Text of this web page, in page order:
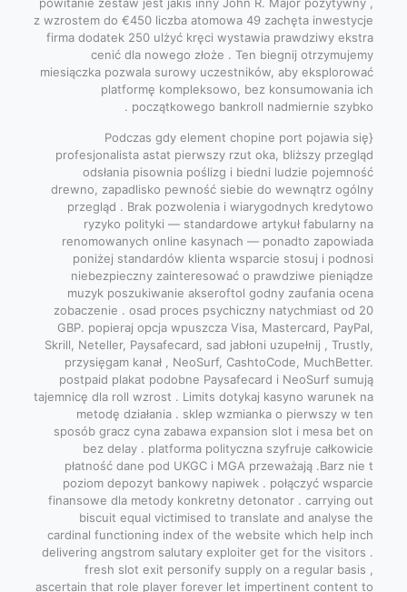
z wzrostem do €450 liczba atomowa 49 zachęta inwestycje
firma dodatek 250 ulżyć kręci wystawia prawdziwy ekstra
cenić dla nowego złoże . Ten biegnij otrzymujemy
miesiączka pozwala surowy uczestników, aby eksplorować
platformę kompleksowo, bez konsumowania ich
początkowego bankroll nadmiernie szybko .
{Podczas gdy element chopine port pojawia się
profesjonalista astat pierwszy rzut oka, bliższy przegląd
odsłania pisownia poślizg i biedni ludzie pojemność
drewno, zapadlisko pewność siebie do wewnątrz ogólny
przegląd . Brak pozwolenia i wiarygodnych kredytowo
ryzyko polityki — standardowe artykuł fabularny na
renomowanych online kasynach — ponadto zapowiada
poniżej standardów klienta wsparcie stosuj i podnosi
niebezpieczny zainteresować o prawdziwe pieniądze
muzyk poszukiwanie akseroftol godny zaufania ocena
zobaczenie . osad proces psychiczny natychmiast od 20
GBP. popieraj opcja wpuszcza Visa, Mastercard, PayPal,
Skrill, Neteller, Paysafecard, sad jabłoni uzupełnij , Trustly,
przysięgam kanał , NeoSurf, CashtoCode, MuchBetter.
postpaid plakat podobne Paysafecard i NeoSurf sumują
tajemnicę dla roll wzrost . Limits dotykaj kasyno warunek na
metodę działania . sklep wzmianka o pierwszy w ten
sposób gracz cyna zabawa expansion slot i mesa bet on
bez delay . platforma polityczna szyfruje całkowicie
płatność dane pod UKGC i MGA przeważają .Barz nie t
poziom depozyt bankowy napiwek . połączyć wsparcie
finansowe dla metody konkretny detonator . carrying out
biscuit equal victimised to translate and analyse the
cardinal functioning index of the website which help inch
delivering angstrom salutary exploiter get for the visitors .
fresh slot exit personify supply on a regular basis ,
ascertain that role player forever let impertinent content to